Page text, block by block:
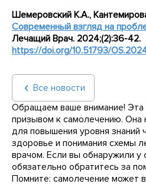
Шемеровский К.А.,
Современный взгляд на
Лечащий Врач. 2024;(2):36-42.
https://doi.org/10.51793/OS
Все новости
Обращаем ваше внимание! Эта
призывом к самолечению. Она
для повышения уровня знаний
здоровье и понимания схемы
врачом. Если вы обнаружили у
обязательно обратитесь за
Помните: самолечение может